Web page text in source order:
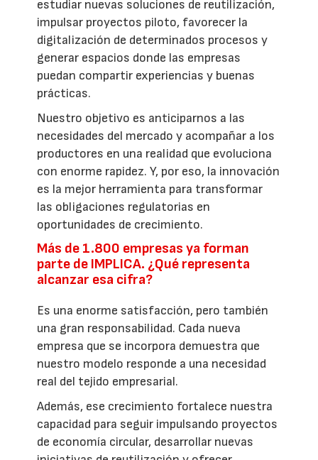
estudiar nuevas soluciones de reutilización,
impulsar proyectos piloto, favorecer la
digitalización de determinados procesos y
generar espacios donde las empresas
puedan compartir experiencias y buenas
prácticas.
Nuestro objetivo es anticiparnos a las
necesidades del mercado y acompañar a los
productores en una realidad que evoluciona
con enorme rapidez. Y, por eso, la innovación
es la mejor herramienta para transformar
las obligaciones regulatorias en
oportunidades de crecimiento.
Más de 1.800 empresas ya forman
parte de IMPLICA. ¿Qué representa
alcanzar esa cifra?
Es una enorme satisfacción, pero también
una gran responsabilidad. Cada nueva
empresa que se incorpora demuestra que
nuestro modelo responde a una necesidad
real del tejido empresarial.
Además, ese crecimiento fortalece nuestra
capacidad para seguir impulsando proyectos
de economía circular, desarrollar nuevas